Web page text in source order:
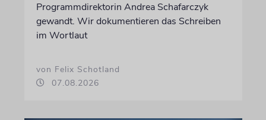
Programmdirektorin Andrea Schafarczyk
gewandt. Wir dokumentieren das Schreiben
im Wortlaut
von Felix Schotland
07.08.2026